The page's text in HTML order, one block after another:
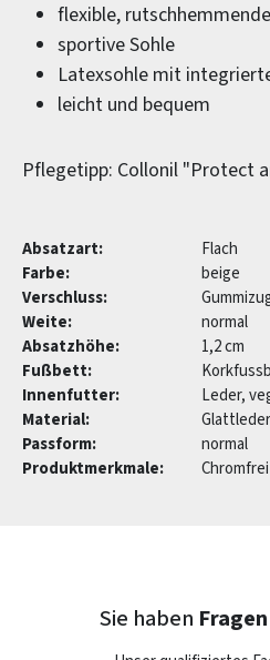
flexible,
sportive Sohle
Latexsohle mit
leicht und bequem
Pflegetipp: Collonil "Protect
Absatzart:
Flach
Farbe:
beige
Verschluss:
Weite:
normal
Absatzhöhe:
1,2 cm
Fußbett:
Innenfutter:
Leder,
Material:
Glattleder
Passform:
normal
Produktmerkmale:
Sie haben